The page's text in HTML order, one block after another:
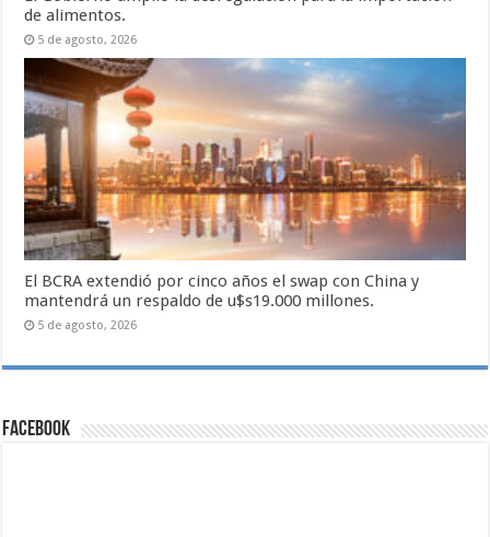
de alimentos.
5 de agosto, 2026
El BCRA extendió por cinco años el swap con China y
mantendrá un respaldo de u$s19.000 millones.
5 de agosto, 2026
Facebook